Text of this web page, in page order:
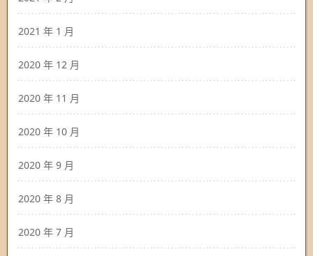
2021 年 1 月
2020 年 12 月
2020 年 11 月
2020 年 10 月
2020 年 9 月
2020 年 8 月
2020 年 7 月